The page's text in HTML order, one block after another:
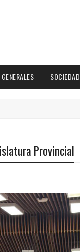
GENERALES SOCIEDAD
Provincial